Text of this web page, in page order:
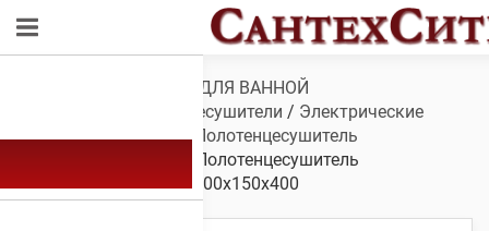
САНТЕХНИКА ДЛЯ ВАННОЙ
Полотенцесушители / Электрические
полотенцесушители/ Полотенцесушитель
/ Полотенцесушитель
электрический А-21 1200х150х400